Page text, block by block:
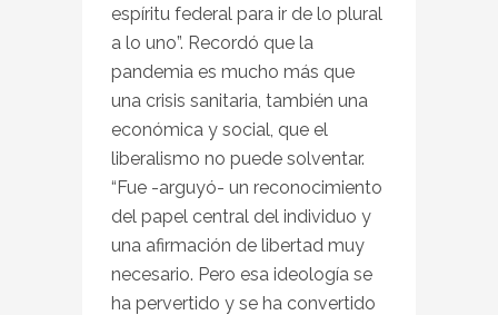
espíritu federal para ir de lo plural
a lo uno”. Recordó que la
pandemia es mucho más que
una crisis sanitaria, también una
económica y social, que el
liberalismo no puede solventar.
“Fue -arguyó- un reconocimiento
del papel central del individuo y
una afirmación de libertad muy
necesario. Pero esa ideología se
ha pervertido y se ha convertido